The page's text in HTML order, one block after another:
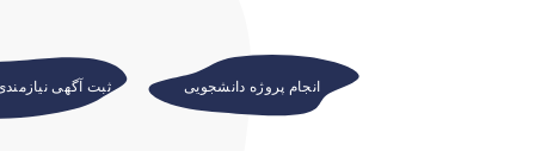
انجام پروژه دانشجویی ثبت آگهی